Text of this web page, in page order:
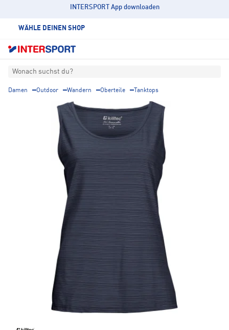
INTERSPORT App downloaden
WÄHLE DEINEN SHOP
Wonach suchst du?
Damen Outdoor Wandern Oberteile Tanktops